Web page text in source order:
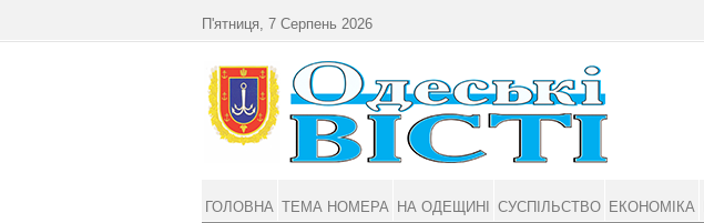
П'ятниця, 7 Серпень 2026
ГОЛОВНА ТЕМА НОМЕРА НА ОДЕЩИНІ СУСПІЛЬСТВО ЕКОНОМІКА